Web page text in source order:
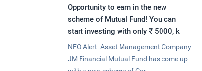
Opportunity to earn in the new
scheme of Mutual Fund! You can
start investing with only ₹ 5000, k
NFO Alert: Asset Management Company
JM Financial Mutual Fund has come up